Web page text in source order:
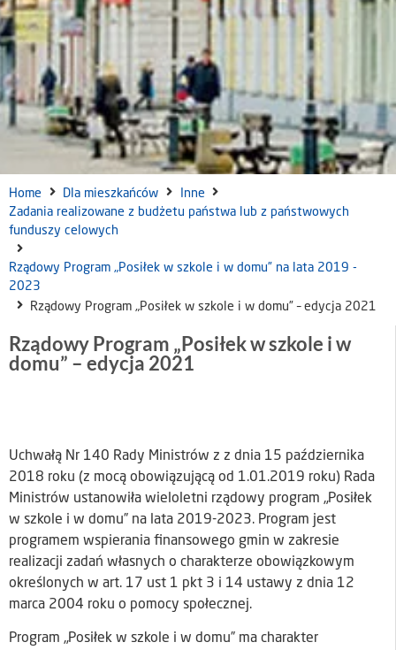
Home Dla mieszkańców
Inne
Zadania realizowane z budżetu państwa lub z państwowych
funduszy celowych
Rządowy Program „Posiłek w szkole i w domu” na lata 2019 -
2023
Rządowy Program „Posiłek w szkole i w domu” – edycja 2021
Rządowy Program „Posiłek w szkole i w
domu” – edycja 2021
Uchwałą Nr 140 Rady Ministrów z z dnia 15 października
2018 roku (z mocą obowiązującą od 1.01.2019 roku) Rada
Ministrów ustanowiła wieloletni rządowy program „Posiłek
w szkole i w domu” na lata 2019-2023. Program jest
programem wspierania finansowego gmin w zakresie
realizacji zadań własnych o charakterze obowiązkowym
określonych w art. 17 ust 1 pkt 3 i 14 ustawy z dnia 12
marca 2004 roku o pomocy społecznej.
Program „Posiłek w szkole i w domu” ma charakter